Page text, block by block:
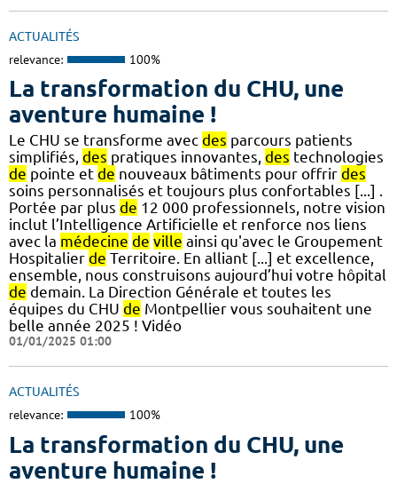
ACTUALITÉS
relevance: 100%
La transformation du CHU, une
aventure humaine !
Le CHU se transforme avec des parcours patients
simplifiés, des pratiques innovantes, des technologies
de pointe et de nouveaux bâtiments pour offrir des
soins personnalisés et toujours plus confortables [...] .
Portée par plus de 12 000 professionnels, notre vision
inclut l’Intelligence Artificielle et renforce nos liens
avec la médecine de ville ainsi qu'avec le Groupement
Hospitalier de Territoire. En alliant [...] et excellence,
ensemble, nous construisons aujourd’hui votre hôpital
de demain. La Direction Générale et toutes les
équipes du CHU de Montpellier vous souhaitent une
belle année 2025 ! Vidéo
01/01/2025 01:00
ACTUALITÉS
relevance: 100%
La transformation du CHU, une
aventure humaine !